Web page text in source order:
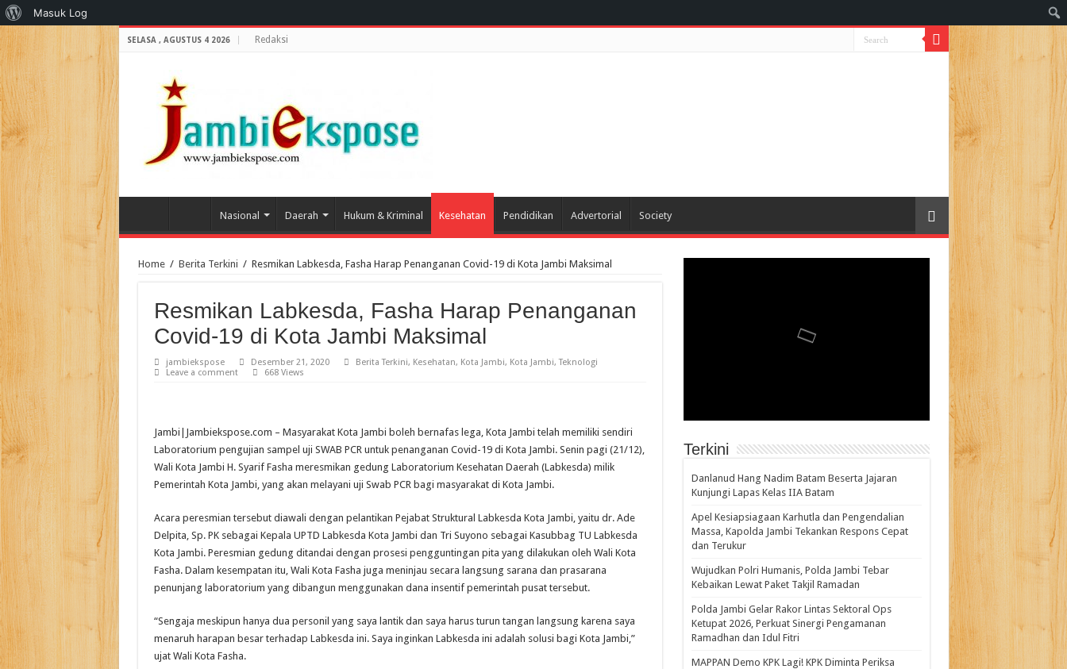
SELASA , AGUSTUS 4 2026 Redaksi
Nasional Daerah Hukum & Kriminal Kesehatan Pendidikan Advertorial Society
Home / Berita Terkini / Resmikan Labkesda, Fasha Harap Penanganan Covid-19 di Kota Jambi Maksimal
Resmikan Labkesda, Fasha Harap Penanganan
Covid-19 di Kota Jambi Maksimal
jambiekspose Desember 21, 2020 Berita Terkini, Kesehatan, Kota Jambi, Kota Jambi,Teknologi
Leave a comment
668 Views
Jambi|Jambiekspose.com – Masyarakat Kota Jambi boleh bernafas lega, Kota Jambi telah memiliki sendiri
Laboratorium pengujian sampel uji SWAB PCR untuk penanganan Covid-19 di Kota Jambi. Senin pagi (21/12),
Wali Kota Jambi H. Syarif Fasha meresmikan gedung Laboratorium Kesehatan Daerah (Labkesda) milik
Pemerintah Kota Jambi, yang akan melayani uji Swab PCR bagi masyarakat di Kota Jambi.
Acara peresmian tersebut diawali dengan pelantikan Pejabat Struktural Labkesda Kota Jambi, yaitu dr. Ade
Delpita, Sp. PK sebagai Kepala UPTD Labkesda Kota Jambi dan Tri Suyono sebagai Kasubbag TU Labkesda
Kota Jambi. Peresmian gedung ditandai dengan prosesi pengguntingan pita yang dilakukan oleh Wali Kota
Fasha. Dalam kesempatan itu, Wali Kota Fasha juga meninjau secara langsung sarana dan prasarana
penunjang laboratorium yang dibangun menggunakan dana insentif pemerintah pusat tersebut.
“Sengaja meskipun hanya dua personil yang saya lantik dan saya harus turun tangan langsung karena saya
menaruh harapan besar terhadap Labkesda ini. Saya inginkan Labkesda ini adalah solusi bagi Kota Jambi,”
ujat Wali Kota Fasha.
Terkini
Danlanud Hang Nadim Batam Beserta Jajaran
Kunjungi Lapas Kelas IIA Batam
Apel Kesiapsiagaan Karhutla dan Pengendalian
Massa, Kapolda Jambi Tekankan Respons Cepat
dan Terukur
Wujudkan Polri Humanis, Polda Jambi Tebar
Kebaikan Lewat Paket Takjil Ramadan
Polda Jambi Gelar Rakor Lintas Sektoral Ops
Ketupat 2026, Perkuat Sinergi Pengamanan
Ramadhan dan Idul Fitri
‎MAPPAN Demo KPK Lagi! KPK Diminta Periksa
Tentang
WordPress
Masuk Log